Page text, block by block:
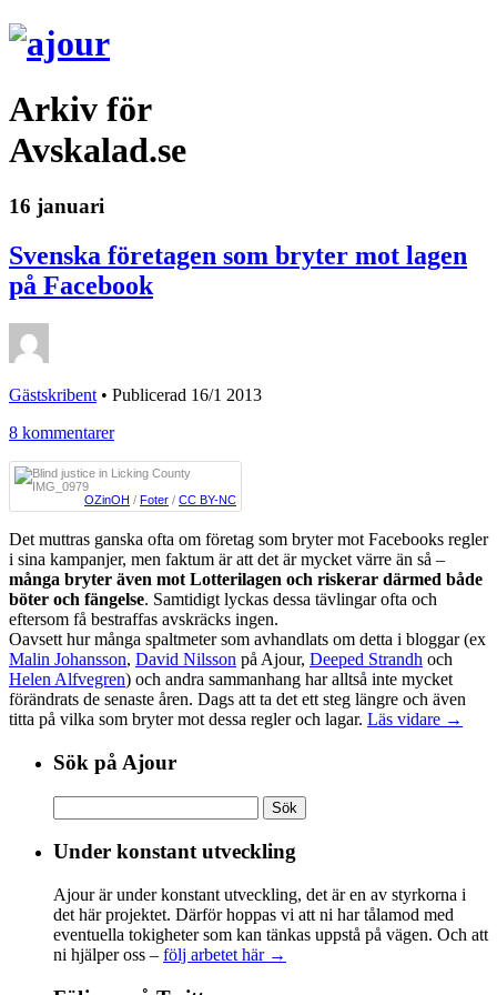
Arkiv för
Avskalad.se
16 januari
Svenska företagen som bryter mot lagen
på Facebook
Gästskribent • Publicerad 16/1 2013
8 kommentarer
OZinOH / Foter / CC BY-NC
Det muttras ganska ofta om företag som bryter mot Facebooks regler
i sina kampanjer, men faktum är att det är mycket värre än så –
många bryter även mot Lotterilagen och riskerar därmed både
böter och fängelse. Samtidigt lyckas dessa tävlingar ofta och
eftersom få bestraffas avskräcks ingen.
Oavsett hur många spaltmeter som avhandlats om detta i bloggar (ex
Malin Johansson, David Nilsson på Ajour, Deeped Strandh och
Helen Alfvegren) och andra sammanhang har alltså inte mycket
förändrats de senaste åren. Dags att ta det ett steg längre och även
titta på vilka som bryter mot dessa regler och lagar. Läs vidare →
Sök på Ajour
efter:
Under konstant utveckling
Ajour är under konstant utveckling, det är en av styrkorna i
det här projektet. Därför hoppas vi att ni har tålamod med
eventuella tokigheter som kan tänkas uppstå på vägen. Och att
ni hjälper oss – följ arbetet här →